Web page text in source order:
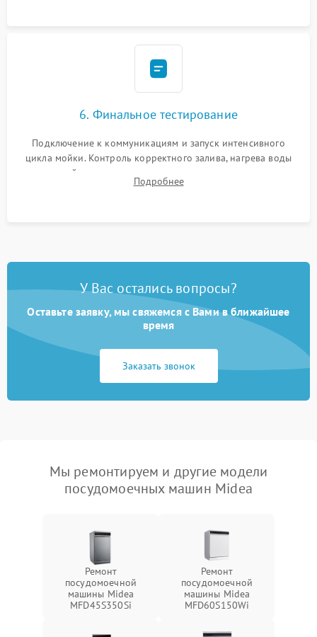
6. Финальное тестирование
Подключение к коммуникациям и запуск интенсивного
цикла мойки. Контроль корректного залива, нагрева воды
до нужной температуры, отсутствия посторонних шумов,
штатного слива и абсолютной сухости в поддоне.
Подробнее
У Вас остались вопросы?
Оставьте заявку, мы свяжемся с Вами в ближайшее
время
Заказать звонок
Мы ремонтируем и другие модели
посудомоечных машин Midea
Ремонт
посудомоечной
машины Midea
MFD45S350Si
Ремонт
посудомоечной
машины Midea
MFD60S150Wi